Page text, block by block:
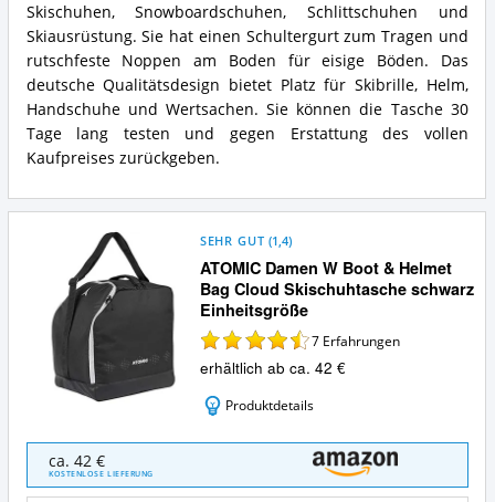
Skischuhen, Snowboardschuhen, Schlittschuhen und
Skiausrüstung. Sie hat einen Schultergurt zum Tragen und
rutschfeste Noppen am Boden für eisige Böden. Das
deutsche Qualitätsdesign bietet Platz für Skibrille, Helm,
Handschuhe und Wertsachen. Sie können die Tasche 30
Tage lang testen und gegen Erstattung des vollen
Kaufpreises zurückgeben.
ATOMIC Damen W Boot & Helmet
Bag Cloud Skischuhtasche schwarz
Einheitsgröße
SEHR GUT (1,4)
7 Erfahrungen
erhältlich ab ca. 42 €
Produktdetails
ATOMIC
Damen
W
ca. 42 €
KOSTENLOSE LIEFERUNG